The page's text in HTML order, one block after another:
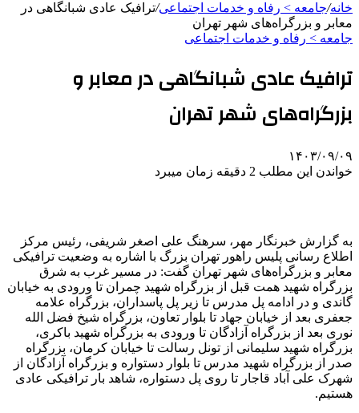
خانه/جامعه > رفاه و خدمات اجتماعی/ترافیک عادی شبانگاهی در
معابر و بزرگراه‌های شهر تهران
جامعه > رفاه و خدمات اجتماعی
ترافیک عادی شبانگاهی در معابر و
بزرگراه‌های شهر تهران
۱۴۰۳/۰۹/۰۹
خواندن این مطلب 2 دقیقه زمان میبرد
به گزارش خبرنگار مهر، سرهنگ علی اصغر شریفی، رئیس مرکز
اطلاع رسانی پلیس راهور تهران بزرگ با اشاره به وضعیت ترافیکی
معابر و بزرگراه‌های شهر تهران گفت: در مسیر غرب به شرق
بزرگراه شهید همت قبل از بزرگراه شهید چمران تا ورودی به خیابان
گاندی و در ادامه پل مدرس تا زیر پل پاسداران، بزرگراه علامه
جعفری بعد از خیابان جهاد تا بلوار تعاون، بزرگراه شیخ فضل الله
نوری بعد از بزرگراه آزادگان تا ورودی به بزرگراه شهید باکری،
بزرگراه شهید سلیمانی از تونل رسالت تا خیابان کرمان، بزرگراه
صدر از بزرگراه شهید مدرس تا بلوار دستواره و بزرگراه آزادگان از
شهرک علی آباد قاجار تا روی پل دستواره، شاهد بار ترافیکی عادی
هستیم.